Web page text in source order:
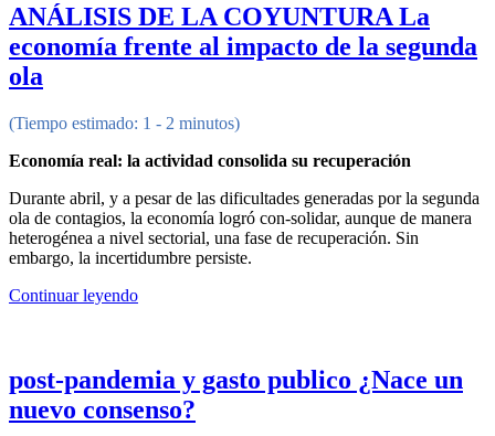
ANÁLISIS DE LA COYUNTURA La
economía frente al impacto de la segunda
ola
(Tiempo estimado: 1 - 2 minutos)
Economía real: la actividad consolida su recuperación
Durante abril, y a pesar de las dificultades generadas por la segunda
ola de contagios, la economía logró con-solidar, aunque de manera
heterogénea a nivel sectorial, una fase de recuperación. Sin
embargo, la incertidumbre persiste.
Continuar leyendo
post-pandemia y gasto publico ¿Nace un
nuevo consenso?